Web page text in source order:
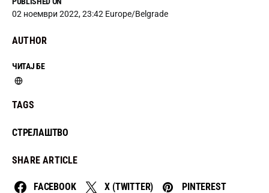
02 ноември 2022, 23:42 Europe/Belgrade
AUTHOR
ЧИТАЈ БЕ
TAGS
СТРЕЛАШТВО
SHARE ARTICLE
FACEBOOK X (TWITTER)
PINTEREST